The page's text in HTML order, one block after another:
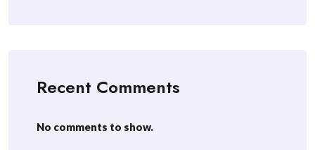
Recent Comments
No comments to show.